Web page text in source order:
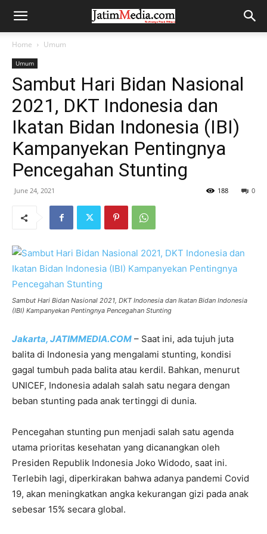
Home Umum
Umum
Sambut Hari Bidan Nasional
2021, DKT Indonesia dan
Ikatan Bidan Indonesia (IBI)
Kampanyekan Pentingnya
Pencegahan Stunting
June 24, 2021 0
188
Sambut Hari Bidan Nasional 2021, DKT Indonesia dan Ikatan Bidan Indonesia
(IBI) Kampanyekan Pentingnya Pencegahan Stunting
Jakarta, JATIMMEDIA.COM – Saat ini, ada tujuh juta
balita di Indonesia yang mengalami stunting, kondisi
gagal tumbuh pada balita atau kerdil. Bahkan, menurut
UNICEF, Indonesia adalah salah satu negara dengan
beban stunting pada anak tertinggi di dunia.
Pencegahan stunting pun menjadi salah satu agenda
utama prioritas kesehatan yang dicanangkan oleh
Presiden Republik Indonesia Joko Widodo, saat ini.
Terlebih lagi, diperkirakan bahwa adanya pandemi Covid
19, akan meningkatkan angka kekurangan gizi pada anak
sebesar 15% secara global.